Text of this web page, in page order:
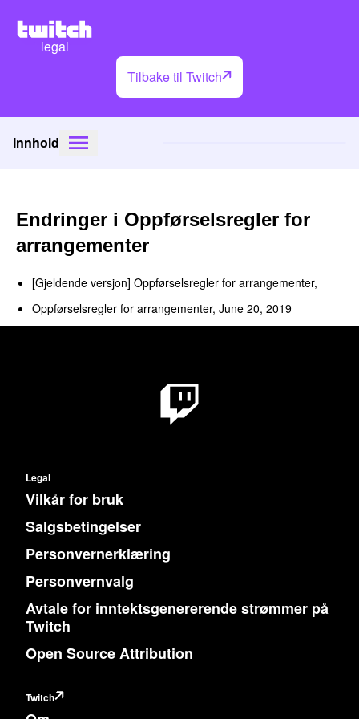
legal
Tilbake til Twitch
Innhold
Endringer i Oppførselsregler for
arrangementer
[Gjeldende versjon] Oppførselsregler for arrangementer,
Oppførselsregler for arrangementer, June 20, 2019
Legal
Vilkår for bruk
Salgsbetingelser
Personvernerklæring
Personvernvalg
Avtale for inntektsgenererende strømmer på
Twitch
Open Source Attribution
Twitch